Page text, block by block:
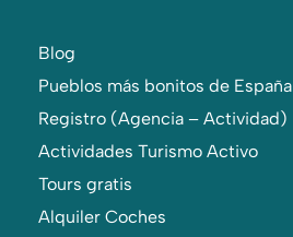
Blog
Pueblos más bonitos de España
Registro (Agencia – Actividad)
Actividades Turismo Activo
Tours gratis
Alquiler Coches